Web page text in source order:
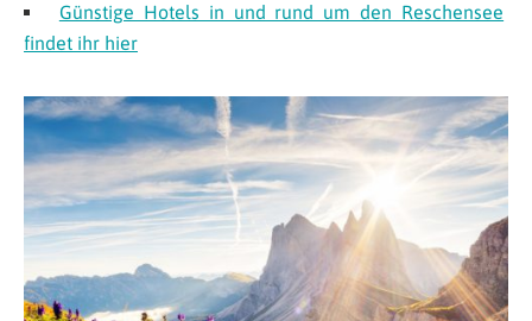
Günstige Hotels in und rund um den Reschensee
findet ihr hier